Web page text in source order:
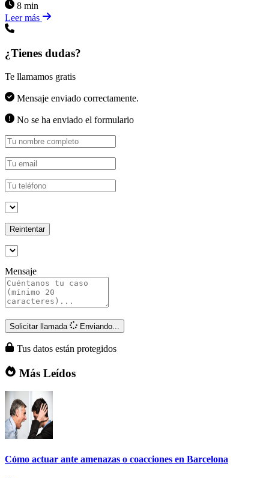
8 min
Leer más
¿Tienes dudas?
Te llamamos gratis
Mensaje enviado correctamente.
No se ha enviado el formulario
Reintentar
Mensaje
Solicitar llamada Enviando...
Tus datos están protegidos
Más Leídos
Cómo actuar ante amenazas o coacciones en Barcelona